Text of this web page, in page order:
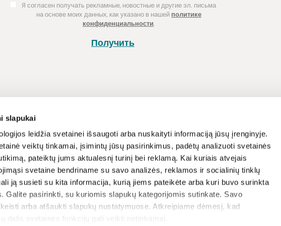
slapukai
leidžia svetainei išsaugoti arba nuskaityti informaciją jūsų įrenginyje.
veiktų tinkamai, įsimintų jūsų pasirinkimus, padėtų analizuoti svetainės
pateiktų jums aktualesnį turinį bei reklamą. Kai kuriais atvejais
svetaine bendriname su savo analizės, reklamos ir socialinių tinklų
ją susieti su kita informacija, kurią jiems pateikėte arba kuri buvo surinkta
Galite pasirinkti, su kuriomis slapukų kategorijomis sutinkate. Savo
arba atšaukti slapukų nustatymuose. Atkreipiame dėmesį, kad
dalis svetainės funkcijų gali veikti netinkamai.
Я согласен получать рекламные, новостные и другие эл. письма
на основе моих данных, как указано в нашей политике
конфиденциальности.
Получить
Способы оплаты
Доставка
Возврат товара
Программа лояльности
Новости и статьи
Рецепты
Условия и положения
Политика конфиденциальности